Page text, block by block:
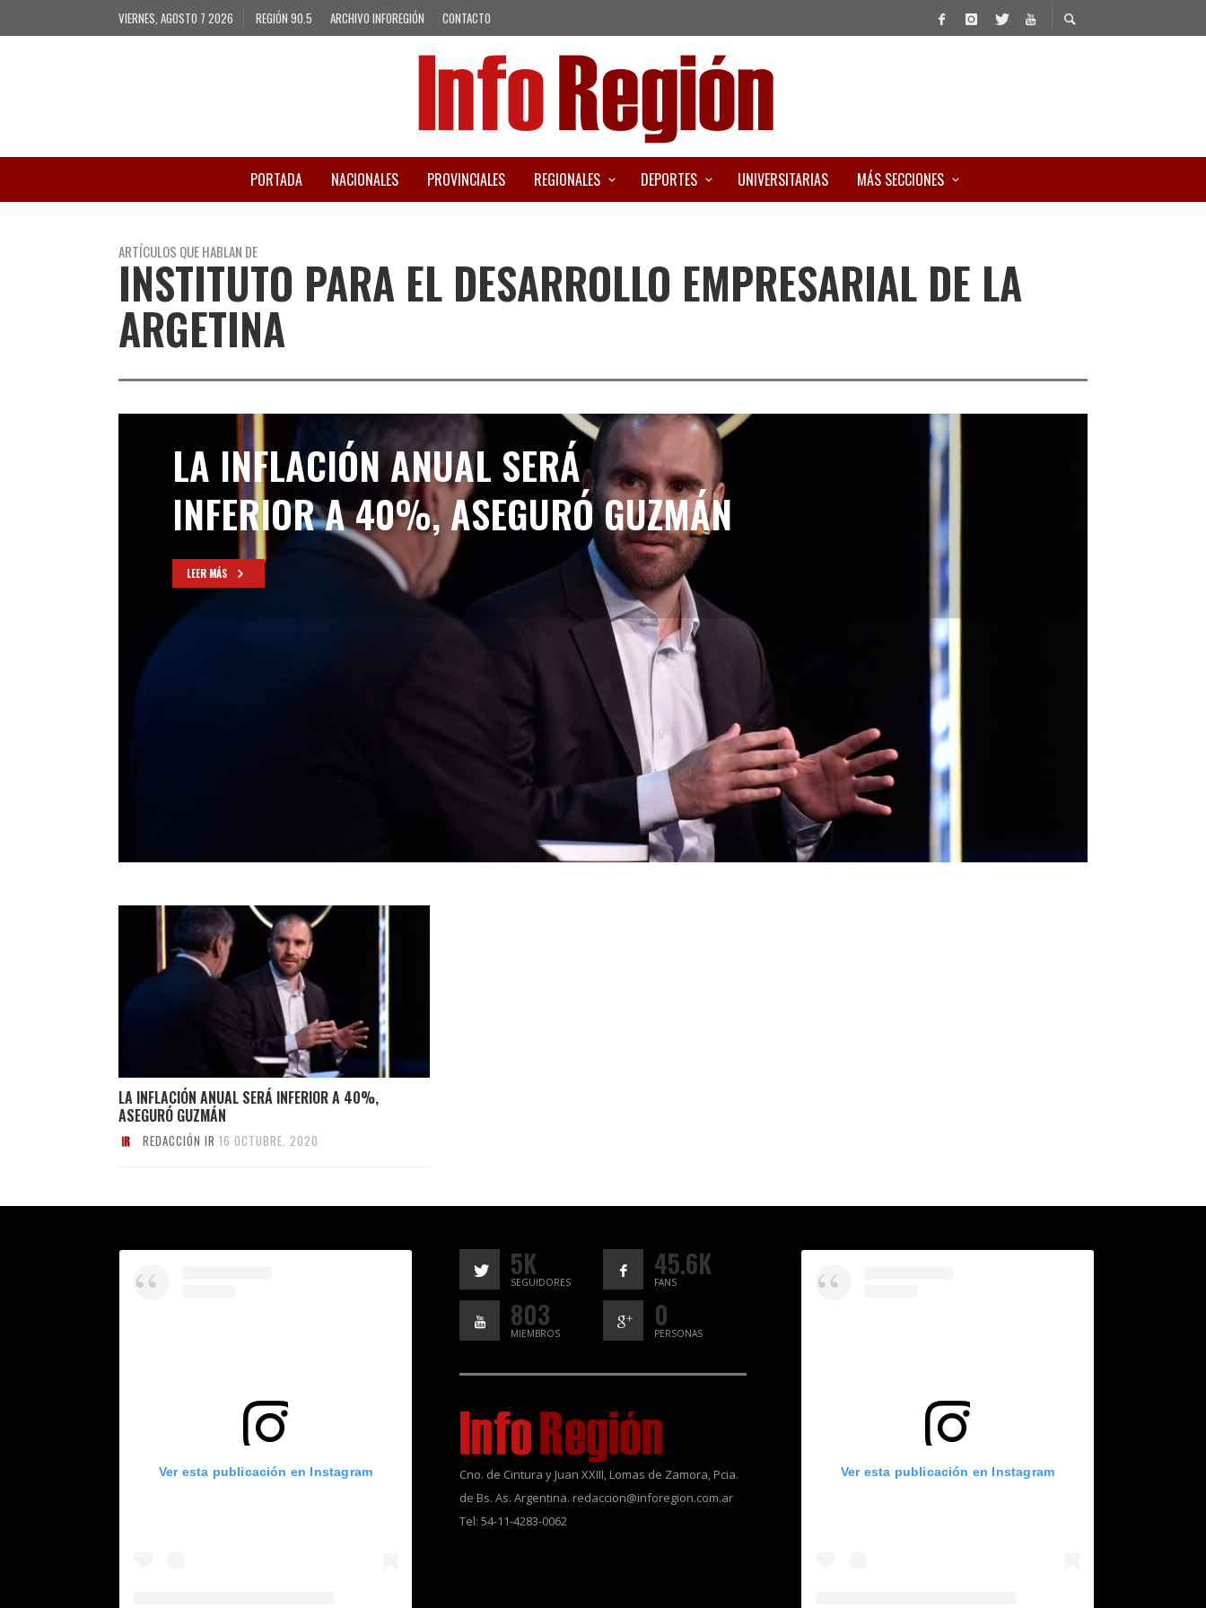
VIERNES, AGOSTO 7 2026 REGIÓN 90.5 ARCHIVO INFOREGIÓN CONTACTO
PORTADA NACIONALES PROVINCIALES REGIONALES DEPORTES UNIVERSITARIAS MÁS SECCIONES
ARTÍCULOS QUE HABLAN DE
INSTITUTO PARA EL DESARROLLO EMPRESARIAL DE LA
ARGETINA
LA INFLACIÓN ANUAL SERÁ
INFERIOR A 40%, ASEGURÓ GUZMÁN
LEER MÁS
LA INFLACIÓN ANUAL SERÁ INFERIOR A 40%,
ASEGURÓ GUZMÁN
REDACCIÓN IR 16 OCTUBRE, 2020
Ver esta publicación en Instagram
5K
SEGUIDORES
45.6K
FANS
803
MIEMBROS
0
PERSONAS
Cno. de Cintura y Juan XXIII, Lomas de Zamora, Pcia.
de Bs. As. Argentina. redaccion@inforegion.com.ar
Tel: 54-11-4283-0062
Ver esta publicación en Instagram